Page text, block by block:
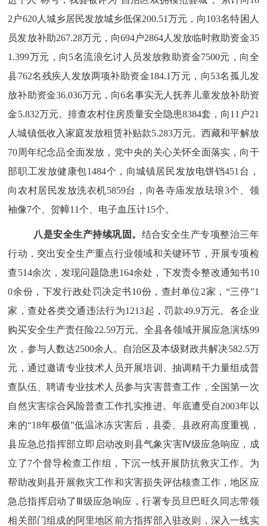
2户620人城乡居民发放城乡低保200.51万元，向103名特困人
员发放补助267.28万元，向694户2864人发放临时救助资金35
1.399万元，向5名流浪乞讨人员发放救助资金7500元，向全
县762名残疾人发放两项补助资金184.1万元， 向53名孤儿发
放补助资金36.036万元，向6名事实无人抚养儿童发放补助资
金5.832万元。排查农村住房质量安全隐患8384套，向11户21
人城镇低收入家庭发放租赁补贴款5.283万元。西藏和平解放
70周年纪念品全面发放，党中央的关心关怀全面落实， 向干
部职工发放健康包1484个，向城镇居民发放电饼铛451台，
向农村居民发放洗衣机5859台，向各寺庙发放珐琅3个、领
袖像7个、贺幛11个、电子血压计15个。
八是安全生产持续巩固。 结合安全生产专项整治三年
行动，突出安全生产重点行业领域和关键环节，开展专项检
查514余次，发现问题隐患164余处，下发责令整改通知书10
0余份，下发行政处罚决定书10份，查封单位2家，“三停”1
家，查处各类交通违法行为1213起，罚款49.9万元。各企业
购买安全生产责任险22.59万元。全县各领域开展应急演练99
次，参与人数达2500余人。自治区及本级财政共解决582.5万
元，通过邀请专业技术人员开展培训、抽调精干力量组成普
查队伍、聘请专业技术人员参与灾害普查工作，全国第一次
自然灾害综合风险普查工作扎实推进。年底遭受自2003年以
来的“18年极值”低温冰冻灾害后，县委、县政府高度重视，
县应急总指挥部立即启动改则县气象灾害Ⅳ级应急响应，成
立了7个督导检查工作组，下沉一线开展防抗救灾工作。为
帮助改则县开展救灾工作和灾害损失评估核查工作，地区应
急总指挥启动了Ⅲ级应急响应，行署专员旦巴旺久同志带领
相关部门组成的阿里地区前方指挥部入驻改则，深入一线实